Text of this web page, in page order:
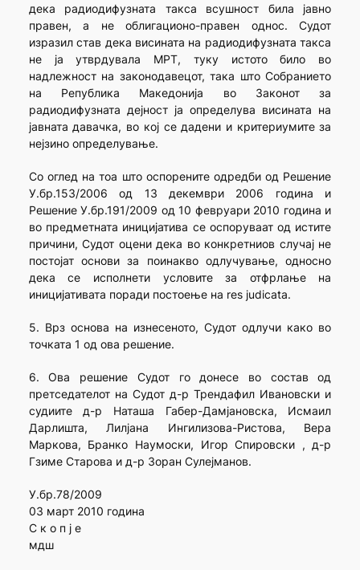
дека радиодифузната такса всушност била јавно
правен, а не облигационо-правен однос. Судот
изразил став дека висината на радиодифузната такса
не ја утврдувала МРТ, туку истото било во
надлежност на законодавецот, така што Собранието
на Република Македонија во Законот за
радиодифузната дејност ја определува висината на
јавната давачка, во кој се дадени и критериумите за
нејзино определување.
Со оглед на тоа што оспорените одредби од Решение
У.бр.153/2006 од 13 декември 2006 година и
Решение У.бр.191/2009 од 10 февруари 2010 година и
во предметната иницијатива се оспоруваат од истите
причини, Судот оцени дека во конкретниов случај не
постојат основи за поинакво одлучување, односно
дека се исполнети условите за отфрлање на
иницијативата поради постоење на res judicata.
5. Врз основа на изнесеното, Судот одлучи како во
точката 1 од ова решение.
6. Ова решение Судот го донесе во состав од
претседателот на Судот д-р Трендафил Ивановски и
судиите д-р Наташа Габер-Дамјановска, Исмаил
Дарлишта, Лилјана Ингилизова-Ристова, Вера
Маркова, Бранко Наумоски, Игор Спировски , д-р
Гзиме Старова и д-р Зоран Сулејманов.
У.бр.78/2009
03 март 2010 година
С к о п ј е
мдш